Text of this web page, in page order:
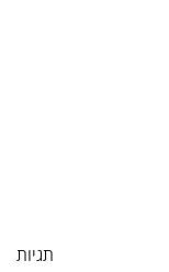
תגיות